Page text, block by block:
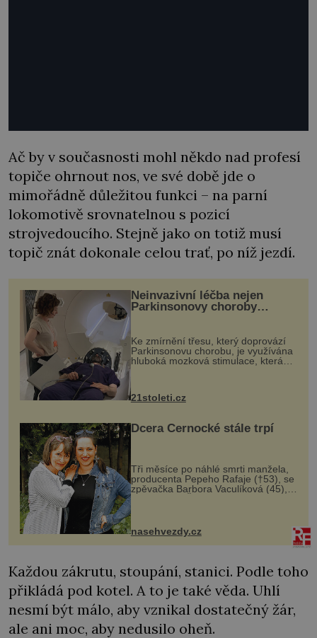
Ač by v současnosti mohl někdo nad profesí
topiče ohrnout nos, ve své době jde o
mimořádně důležitou funkci – na parní
lokomotivě srovnatelnou s pozicí
strojvedoucího. Stejně jako on totiž musí
topič znát dokonale celou trať, po níž jezdí.
Neinvazivní léčba nejen
Parkinsonovy choroby
Ke zmírnění třesu, který doprovází
Parkinsonovu chorobu, je využívána
hluboká mozková stimulace, která
však vyžaduje vysoce invazivní
zákrok. Ultrazvuk zase není vhodný
k dostatečně přesnému zacílení ...
21stoleti.cz
Dcera Černocké stále trpí
Tři měsíce po náhlé smrti manžela,
producenta Pepeho Rafaje (†53), se
zpěvačka Barbora Vaculíková (45),
dcera Petry Černocké (75), poprvé
ozvala veřejnosti. Na sociální síti
sdílela, že se snaží fung...
nasehvezdy.cz
Každou zákrutu, stoupání, stanici. Podle toho
přikládá pod kotel. A to je také věda. Uhlí
nesmí být málo, aby vznikal dostatečný žár,
ale ani moc, aby nedusilo oheň.